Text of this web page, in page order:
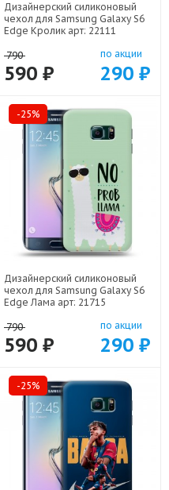
Дизайнерский силиконовый
чехол для Samsung Galaxy S6
Edge Кролик арт: 22111
790
590 ₽
по акции
290 ₽
-25%
Дизайнерский силиконовый
чехол для Samsung Galaxy S6
Edge Лама арт: 21715
790
590 ₽
по акции
290 ₽
-25%